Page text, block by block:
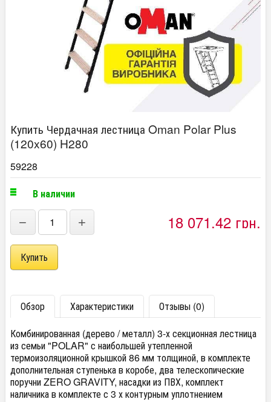
Купить Чердачная лестница Oman Polar Plus
(120x60) H280
59228
В наличии
− + 18 071,42 грн.
Обзор Характеристики
Отзывы (0)
Комбинированная (дерево / металл) 3-х секционная лестница
из семьи "POLAR" с наибольшей утепленной
термоизоляционной крышкой 86 мм толщиной, в комплекте
дополнительная ступенька в коробе, два телескопические
поручни ZERO GRAVITY, насадки из ПВХ, комплект
наличника в комплекте с 3 х контурным уплотнением